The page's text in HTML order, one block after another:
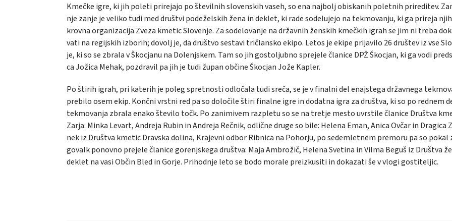
Kme­čke igre, ki jih po­le­ti pri­re­ja­jo po šte­vil­nih slo­ven­skih va­seh, so ena naj­bolj obi­ska­nih po­let­nih pri­re­di­tev.
nje za­nje je ve­li­ko tudi med dru­štvi po­de­žel­skih že­na in de­klet, ki rade so­de­lu­je­jo na tek­mo­va­nju, ki ga pri­re­ja
krov­na or­ga­ni­za­ci­ja Zve­za kme­tic Slo­ve­nje. Za so­de­lo­va­nje na dr­žav­nih žen­skih kme­čkih igrah se jim ni tre­ba
va­ti na re­gij­skih iz­bo­rih; do­volj je, da dru­štvo se­sta­vi trič­lan­sko eki­po. Le­tos je eki­pe pri­ja­vi­lo 26 dru­štev iz vse
je, ki so se zbra­la v Škoc­ja­nu na Do­lenj­skem. Tam so jih go­sto­ljub­no spre­je­le čla­ni­ce DPŽ Škoc­jan, ki ga vodi
ca Jo­ži­ca Me­hak, po­zdra­vil pa jih je tudi žu­pan ob­či­ne Škocjan Jo­že Ka­pler.
Po šti­rih igrah, pri ka­te­rih je po­leg spret­no­sti od­lo­ča­la tudi sre­ča, se je v fi­nal­ni del enaj­ste­ga dr­žav­ne­ga
pre­bi­lo osem ekip. Konč­ni vrst­ni red pa so do­lo­či­le šti­ri fi­nal­ne igre in do­dat­na igra za dru­štva, ki so po red­nem
tek­mo­va­nja zbra­la ena­ko šte­vi­lo točk. Po za­ni­mi­vem raz­ple­tu so se na tret­je me­sto uvr­sti­le čla­ni­ce Dru­štva
Zar­ja: Min­ka Le­vart,An­dre­ja Ru­bin in An­dre­ja Reč­nik, od­lič­ne dru­ge so bile: He­le­na Eman, Ani­ca Ov­čar in
nek iz Dru­štva kme­tic Drav­ska do­li­na, Kra­jev­ni od­bor Rib­ni­ca na Po­hor­ju, po se­dem­let­nem pre­mo­ru pa so
go­valk po­nov­no pre­je­le čla­ni­ce go­renj­ske­ga dru­štva: Maja Am­bro­žič, He­le­na Sve­ti­na in Vil­ma Be­guš iz Dru­štva
de­klet na vasi Ob­čin Bled in Gor­je. Pri­hod­nje leto se bodo mo­ra­le preiz­ku­si­ti in do­ka­za­ti še v vlo­gi go­sti­te­ljic.